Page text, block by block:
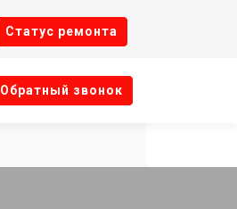
Cтатус ремонта
Oбратный звонок